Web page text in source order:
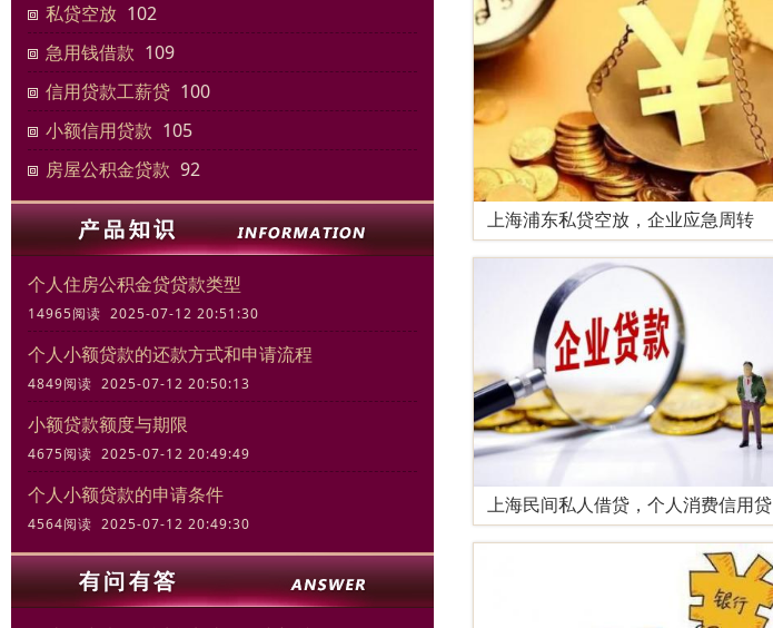
私贷空放 102
急用钱借款 109
信用贷款工薪贷 100
小额信用贷款 105
房屋公积金贷款 92
个人住房公积金贷贷款类型
14965阅读 2025-07-12 20:51:30
个人小额贷款的还款方式和申请流程
4849阅读 2025-07-12 20:50:13
小额贷款额度与期限
4675阅读 2025-07-12 20:49:49
个人小额贷款的申请条件
4564阅读 2025-07-12 20:49:30
上海浦东私贷空放，企业应急周转
上海民间私人借贷，个人消费信用贷